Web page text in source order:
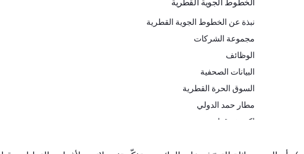
نبذة عن الخطوط الجوية القطرية
مجموعة الشركات
الوظائف
البيانات الصحفية
السوق الحرة القطرية
مطار حمد الدولي
اكتشف قطر